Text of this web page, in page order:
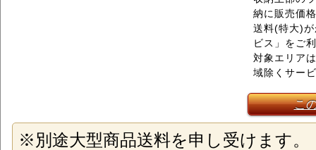
納に販売価
送料(特大)
ビス」をご
対象エリア
域除くサー
こ
※別途大型商品送料を申し受けます。